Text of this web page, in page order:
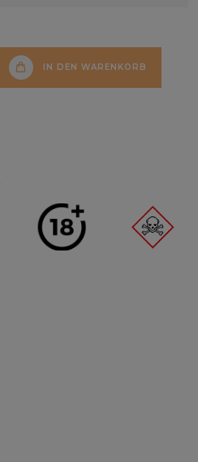
IN DEN WARENKORB